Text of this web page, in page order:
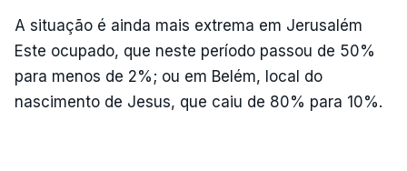
A situação é ainda mais extrema em Jerusalém
Este ocupado, que neste período passou de 50%
para menos de 2%; ou em Belém, local do
nascimento de Jesus, que caiu de 80% para 10%.